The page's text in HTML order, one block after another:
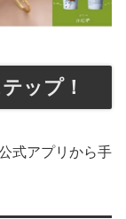
ップ！
式アプリから手